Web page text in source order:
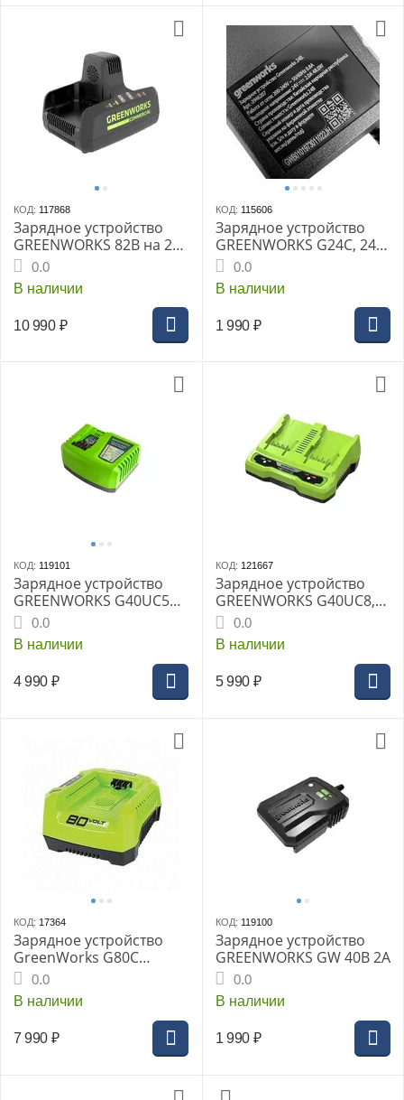
КОД: 117868
Зарядное устройство
GREENWORKS 82В на 2
аккумулятора
0.0
В наличии
10 990 ₽
КОД: 115606
Зарядное устройство
GREENWORKS G24C, 24В
(2946207gw)
0.0
В наличии
1 990 ₽
КОД: 119101
Зарядное устройство
GREENWORKS G40UC5
40 В, 5 А быстрое
0.0
В наличии
4 990 ₽
КОД: 121667
Зарядное устройство
GREENWORKS G40UC8,
быстрое на 2
аккумулятора (2938807)
0.0
В наличии
5 990 ₽
КОД: 17364
Зарядное устройство
GreenWorks G80C
2914707
0.0
В наличии
7 990 ₽
КОД: 119100
Зарядное устройство
GREENWORKS GW 40В 2A
0.0
В наличии
1 990 ₽